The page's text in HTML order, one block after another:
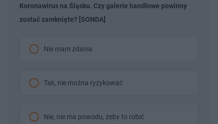
Koronawirus na Śląsku. Czy galerie handlowe powinny
zostać zamknięte? [SONDA]
Nie mam zdania
Tak, nie można ryzykować
Nie, nie ma powodu, żeby to robić